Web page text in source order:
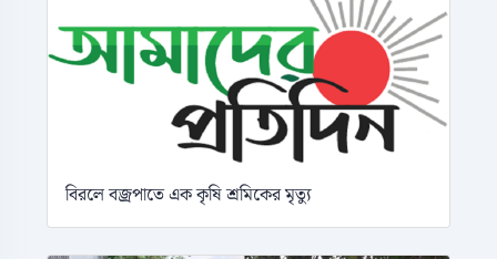
বিরলে বজ্রপাতে এক কৃষি শ্রমিকের মৃত্যু